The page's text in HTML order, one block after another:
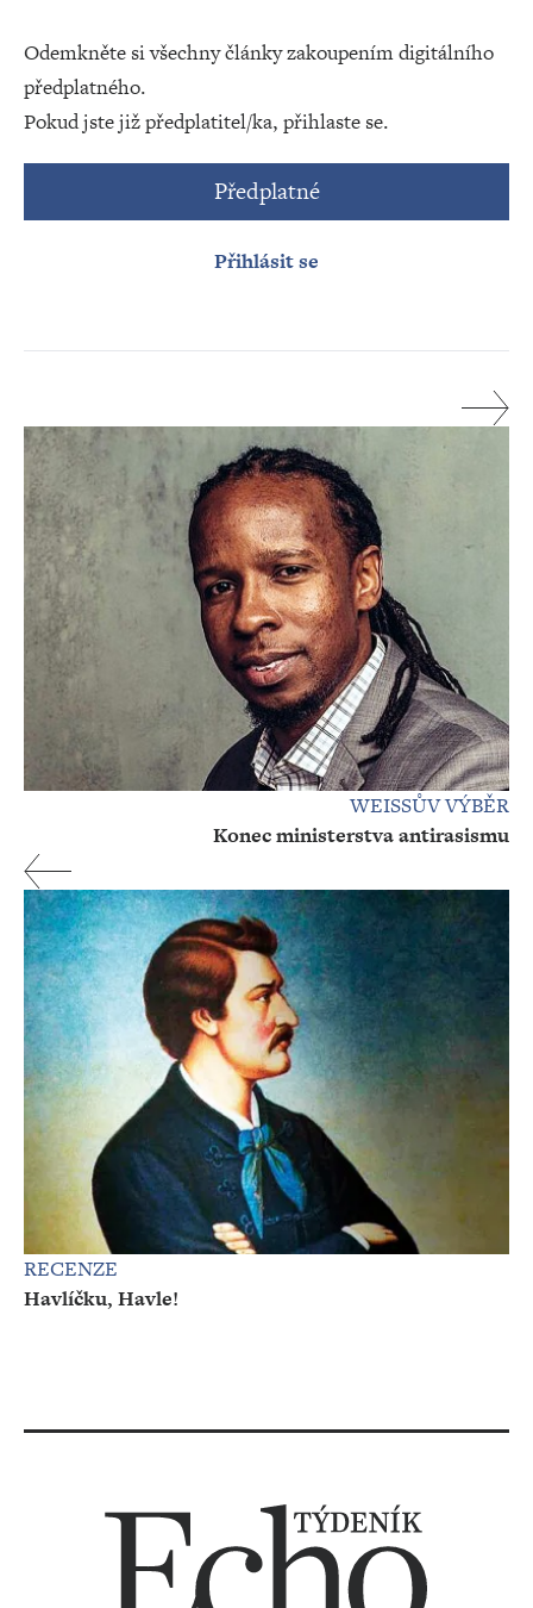
Odemkněte si všechny články zakoupením digitálního
předplatného.
Pokud jste již předplatitel/ka, přihlaste se.
Předplatné
Přihlásit se
WEISSŮV VÝBĚR
Konec ministerstva antirasismu
RECENZE
Havlíčku, Havle!